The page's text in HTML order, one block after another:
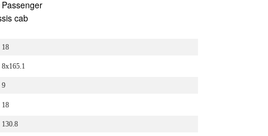
cab
18
8x165.1
9
18
130.8